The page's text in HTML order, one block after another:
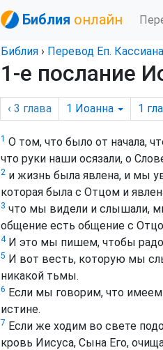
Библия онлайн
Библия › Перевод Еп. Кассиана
1-е послание
‹ 3 глава 1 Иоанна 1
1 О том, что было от начала,
что руки наши осязали, о
2 и жизнь была явлена, и мы
которая была с Отцом и
3 что мы видели и слышали,
общение есть общение с
4И это мы пишем, чтобы
5 И вот весть, которую мы
никакой тьмы.
6 Если мы говорим, что
истине.
7 Если же ходим во свете
кровь Иисуса, Сына Его,